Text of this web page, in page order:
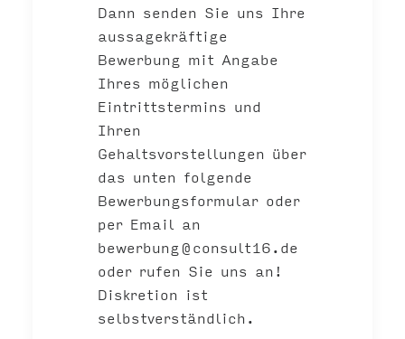
Dann senden Sie uns Ihre
aussagekräftige
Bewerbung mit Angabe
Ihres möglichen
Eintrittstermins und
Ihren
Gehaltsvorstellungen über
das unten folgende
Bewerbungsformular oder
per Email an
bewerbung@consult16.de
oder rufen Sie uns an!
Diskretion ist
selbstverständlich.